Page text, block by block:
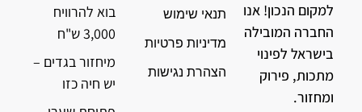
למקום הנכון! אנו
החברה המובילה
בישראל לפינוי
מתכות, פירוק
ומחזור.
תנאי שימוש
מדיניות פרטיות
הצהרת נגישות
בוא להרוויח
3,000 ש"ח
מיחזור בגדים –
יש חיה כזו